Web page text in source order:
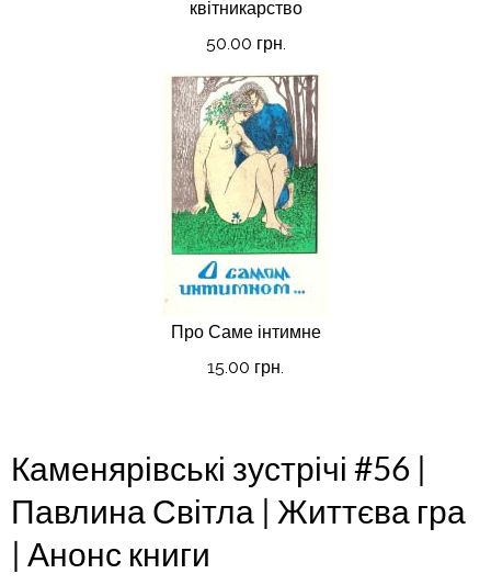
квітникарство
50.00 грн.
Про Саме інтимне
15.00 грн.
Каменярівські зустрічі #56 |
Павлина Світла | Життєва гра
| Анонс книги